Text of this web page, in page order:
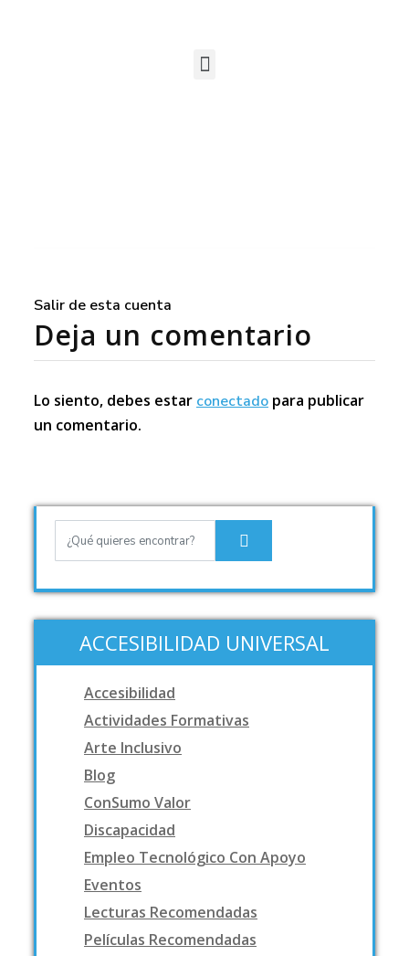
Salir de esta cuenta
Deja un comentario
Lo siento, debes estar conectado para publicar
un comentario.
ACCESIBILIDAD UNIVERSAL
Accesibilidad
Actividades Formativas
Arte Inclusivo
Blog
ConSumo Valor
Discapacidad
Empleo Tecnológico Con Apoyo
Eventos
Lecturas Recomendadas
Películas Recomendadas